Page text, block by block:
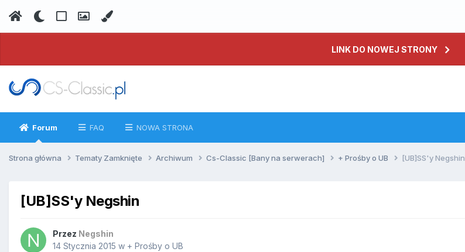
LINK DO NOWEJ STRONY
Forum FAQ NOWA STRONA
Strona główna Tematy Zamknięte Archiwum Cs-Classic [Bany na serwerach] + Prośby o UB [UB]SS'y Negshin
[UB]SS'y Negshin
Przez Negshin
14 Stycznia 2015 w + Prośby o UB